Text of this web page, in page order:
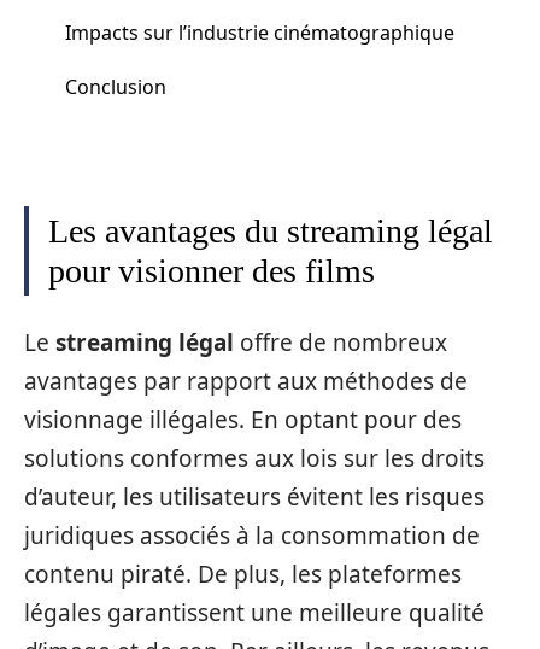
Impacts sur l’industrie cinématographique
Conclusion
Les avantages du streaming légal
pour visionner des films
Le streaming légal offre de nombreux
avantages par rapport aux méthodes de
visionnage illégales. En optant pour des
solutions conformes aux lois sur les droits
d’auteur, les utilisateurs évitent les risques
juridiques associés à la consommation de
contenu piraté. De plus, les plateformes
légales garantissent une meilleure qualité